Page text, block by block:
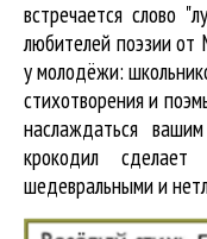
встречаетсяслово
любителей поэзии от
у молодёжи:
стихотворения и
наслаждаться
крокодил
шедевральными и